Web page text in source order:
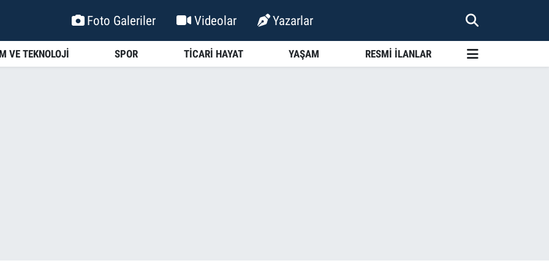
Foto Galeriler Videolar Yazarlar
VE TEKNOLOJİ SPOR TİCARİ HAYAT YAŞAM RESMİ İLANLAR